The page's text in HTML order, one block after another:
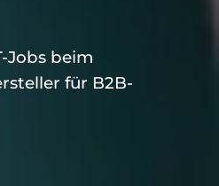
Jobs beim
für B2B-